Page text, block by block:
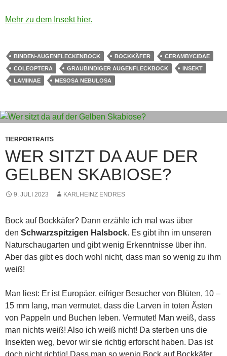
Mehr zu dem Insekt hier.
BINDEN-AUGENFLECKENBOCK BOCKKÄFER
CERAMBYCIDAE
COLEOPTERA
GRAUBINDIGER AUGENFLECKBOCK
INSEKT
LAMIINAE
MESOSA NEBULOSA
TIERPORTRAITS
WER SITZT DA AUF DER
GELBEN SKABIOSE?
9. JULI 2023 KARLHEINZ ENDRES
Bock auf Bockkäfer? Dann erzähle ich mal was über
den Schwarzspitzigen Halsbock. Es gibt ihn im unseren
Naturschaugarten und gibt wenig Erkenntnisse über ihn.
Aber das gibt es doch wohl nicht, dass man so wenig zu ihm
weiß!
Man liest: Er ist Europäer, eifriger Besucher von Blüten, 10 –
15 mm lang, man vermutet, dass die Larven in toten Ästen
von Pappeln und Buchen leben. Vermutet! Man weiß, dass
man nichts weiß! Also ich weiß nicht! Da sterben uns die
Insekten weg, bevor wir sie richtig erforscht haben. Das ist